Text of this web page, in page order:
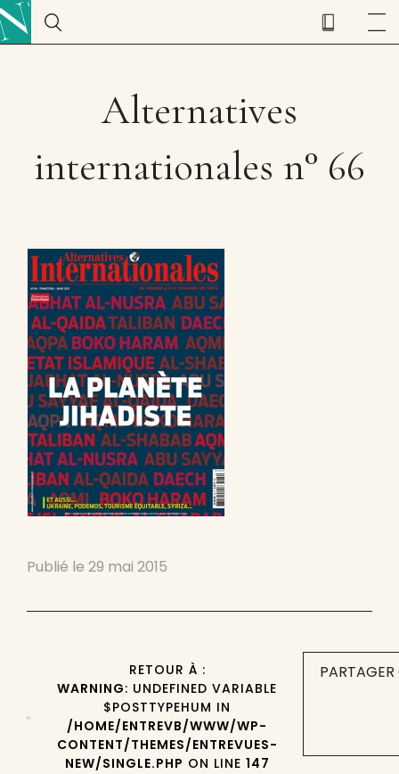
Alternatives
internationales n° 66
Publié le 29 mai 2015
RETOUR À :
WARNING: UNDEFINED VARIABLE
$POSTTYPEHUM IN
/HOME/ENTREVB/WWW/WP-
CONTENT/THEMES/ENTREVUES-
NEW/SINGLE.PHP ON LINE 147